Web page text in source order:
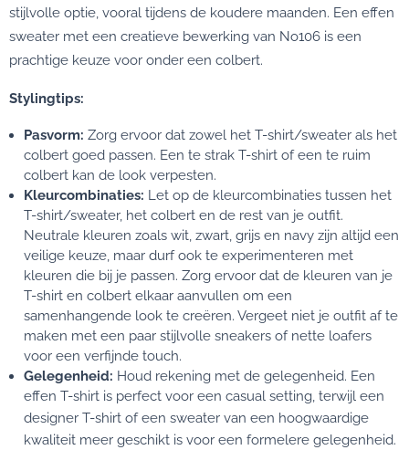
stijlvolle optie, vooral tijdens de koudere maanden. Een effen
sweater met een creatieve bewerking van No106 is een
prachtige keuze voor onder een colbert.
Stylingtips:
Pasvorm: Zorg ervoor dat zowel het T-shirt/sweater als het
colbert goed passen. Een te strak T-shirt of een te ruim
colbert kan de look verpesten.
Kleurcombinaties: Let op de kleurcombinaties tussen het
T-shirt/sweater, het colbert en de rest van je outfit.
Neutrale kleuren zoals wit, zwart, grijs en navy zijn altijd een
veilige keuze, maar durf ook te experimenteren met
kleuren die bij je passen. Zorg ervoor dat de kleuren van je
T-shirt en colbert elkaar aanvullen om een
samenhangende look te creëren. Vergeet niet je outfit af te
maken met een paar stijlvolle sneakers of nette loafers
voor een verfijnde touch.
Gelegenheid: Houd rekening met de gelegenheid. Een
effen T-shirt is perfect voor een casual setting, terwijl een
designer T-shirt of een sweater van een hoogwaardige
kwaliteit meer geschikt is voor een formelere gelegenheid.